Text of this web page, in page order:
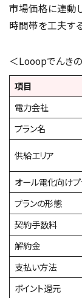
市場価格に連動
時間帯を工夫す
＜Looopでんき
項目
電力会社
プラン名
供給エリア
オール電化向けプ
プランの形態
契約手数料
解約金
支払い方法
ポイント還元